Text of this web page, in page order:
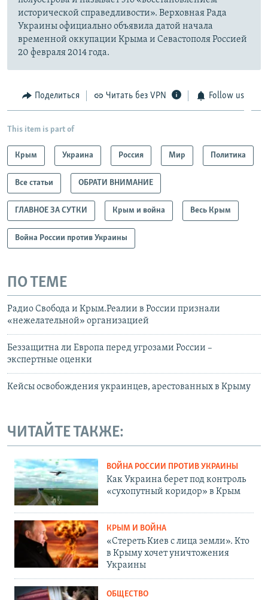
исторической справедливости». Верховная Рада
Украины официально объявила датой начала
временной оккупации Крыма и Севастополя Россией
20 февраля 2014 года.
Поделиться Читать без VPN Follow us
This item is part of
Крым Украина Россия Мир Политика
Все статьи ОБРАТИ ВНИМАНИЕ
ГЛАВНОЕ ЗА СУТКИ Крым и война Весь Крым
Война России против Украины
ПО ТЕМЕ
Радио Свобода и Крым.Реалии в России признали
«нежелательной» организацией
Беззащитна ли Европа перед угрозами России –
экспертные оценки
Кейсы освобождения украинцев, арестованных в Крыму
ЧИТАЙТЕ ТАКЖЕ:
ВОЙНА РОССИИ ПРОТИВ УКРАИНЫ
Как Украина берет под контроль
«сухопутный коридор» в Крым
КРЫМ И ВОЙНА
«Стереть Киев с лица земли». Кто
в Крыму хочет уничтожения
Украины
ОБЩЕСТВО